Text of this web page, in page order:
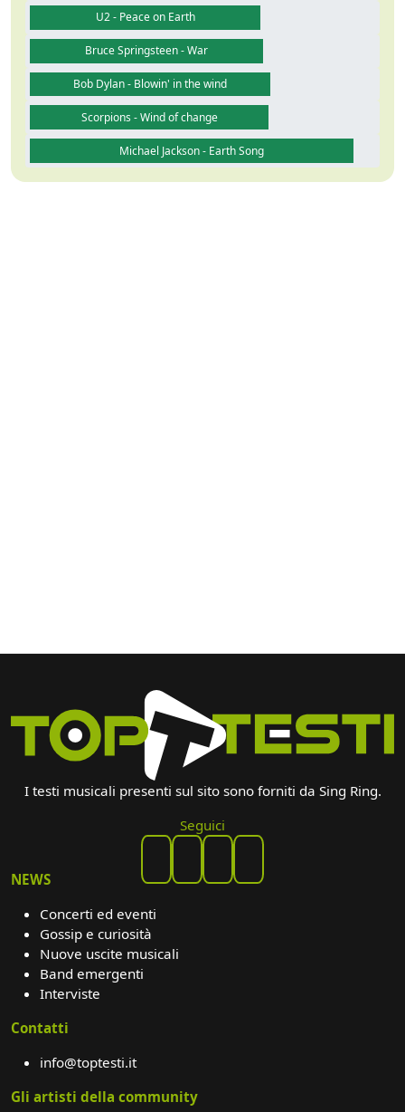
U2 - Peace on Earth
Bruce Springsteen - War
Bob Dylan - Blowin' in the wind
Scorpions - Wind of change
Michael Jackson - Earth Song
I testi musicali presenti sul sito sono forniti da Sing Ring.
Seguici
NEWS
Concerti ed eventi
Gossip e curiosità
Nuove uscite musicali
Band emergenti
Interviste
Contatti
info@toptesti.it
Gli artisti della community